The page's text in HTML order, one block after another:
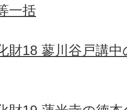
一括
財18 蓼川谷戸講